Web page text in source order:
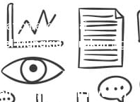
barang sesuai
Mungkid Parakanjuga
menyediakan layanan